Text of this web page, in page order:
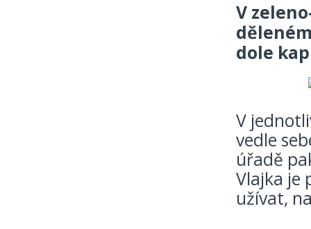
V
dole
V
vedle
úřadě
Vlajka je
užívat,